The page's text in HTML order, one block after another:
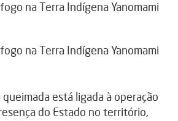
está ligada à operação
do Estado no território,